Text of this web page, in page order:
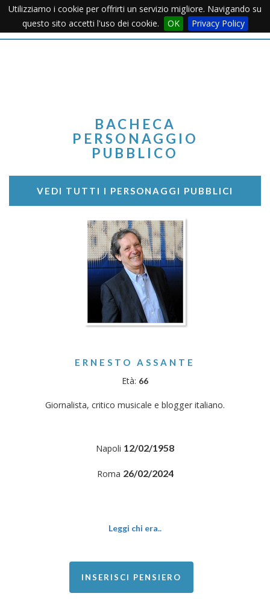
Utilizziamo i cookie per offrirti un servizio migliore. Navigando su
questo sito accetti l'uso dei cookie.
OK Privacy PolicyMenu
BACHECA
PERSONAGGIO
PUBBLICO
VEDI TUTTI I PERSONAGGI PUBBLICI
ERNESTO ASSANTE
Età: 66
Giornalista, critico musicale e blogger italiano.
Napoli 12/02/1958
Roma 26/02/2024
Leggi chi era..
INSERISCI PENSIERO